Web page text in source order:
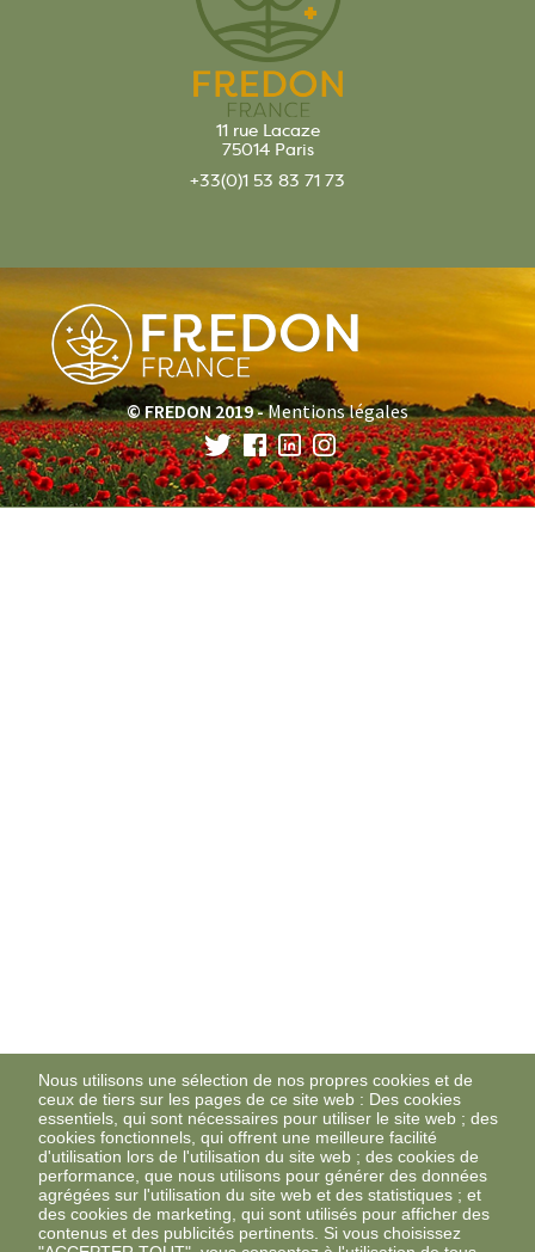
11 rue Lacaze
75014 Paris
+33(0)1 53 83 71 73
© FREDON 2019 -Mentions légales
Nous utilisons une sélection de nos propres cookies et de
ceux de tiers sur les pages de ce site web : Des cookies
essentiels, qui sont nécessaires pour utiliser le site web ; des
cookies fonctionnels, qui offrent une meilleure facilité
d'utilisation lors de l'utilisation du site web ; des cookies de
performance, que nous utilisons pour générer des données
agrégées sur l'utilisation du site web et des statistiques ; et
des cookies de marketing, qui sont utilisés pour afficher des
contenus et des publicités pertinents. Si vous choisissez